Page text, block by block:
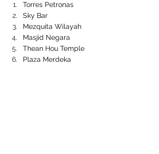
Torres Petronas
Sky Bar
Mezquita Wilayah
Masjid Negara
Thean Hou Temple
Plaza Merdeka